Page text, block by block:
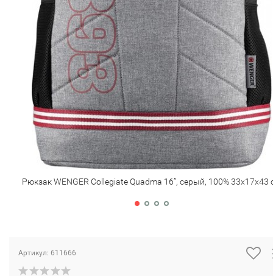
Рюкзак WENGER Collegiate Quadma 16”, серый, 100% 33х17х43
Артикул: 611666